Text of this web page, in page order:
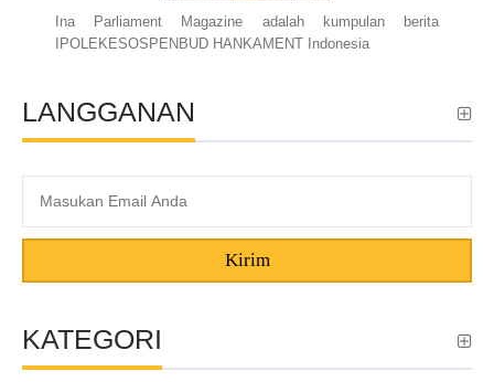
Ina Parliament Magazine adalah kumpulan berita
IPOLEKESOSPENBUD HANKAMENT Indonesia
LANGGANAN
Kirim
KATEGORI